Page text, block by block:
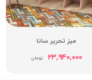
میز تحریر سانا
۲۳,۹۴۰,۰۰۰ تومان